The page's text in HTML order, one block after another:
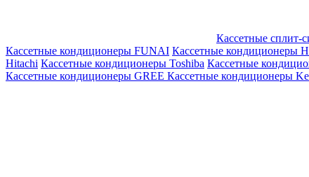
Кассетные сплит-
Кассетные кондиционеры FUNAI Кассетные кондиционеры
Hitachi Кассетные кондиционеры Toshiba Кассетные
Кассетные кондиционеры GREE Кассетные кондиционеры